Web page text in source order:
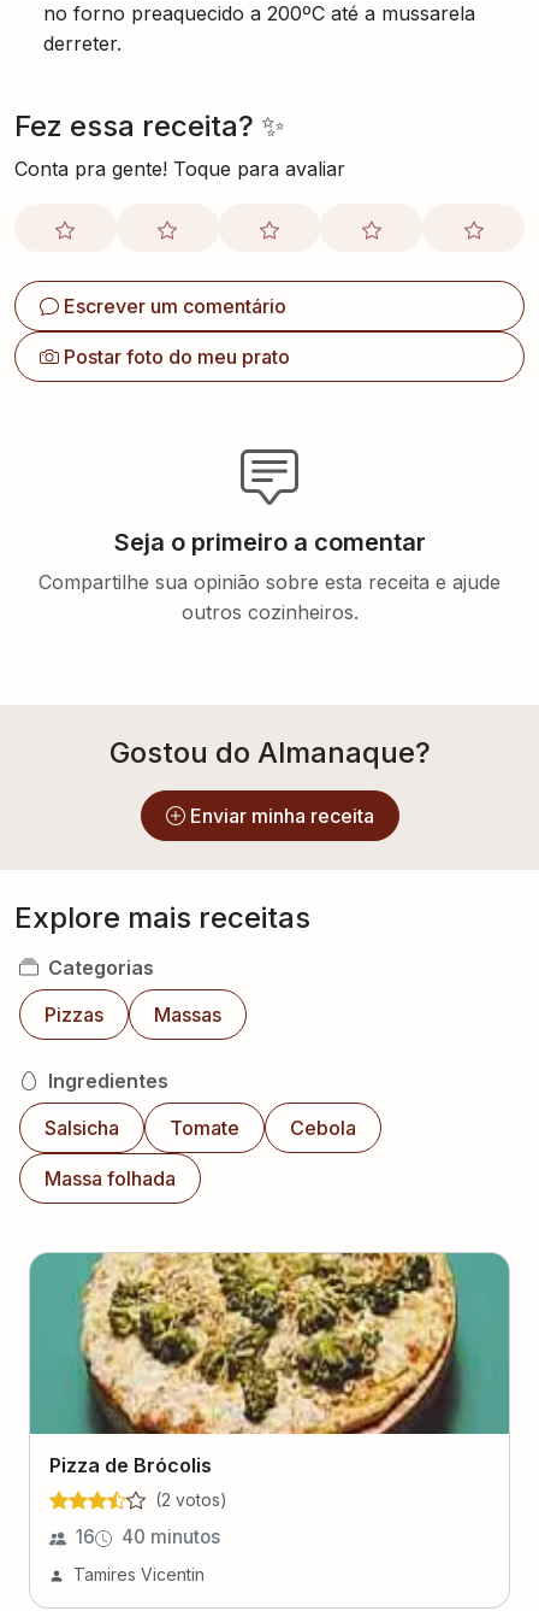
no forno preaquecido a 200ºC até a mussarela
derreter.
Fez essa receita? ✨
Conta pra gente! Toque para avaliar
Escrever um comentário
Postar foto do meu prato
Seja o primeiro a comentar
Compartilhe sua opinião sobre esta receita e ajude
outros cozinheiros.
Gostou do Almanaque?
Enviar minha receita
Explore mais receitas
Categorias
Pizzas
Massas
Ingredientes
Salsicha
Tomate Cebola
Massa folhada
Pizza de Brócolis
(2 votos)
16 40 minutos
Tamires Vicentin